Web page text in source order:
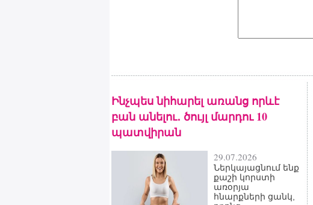
Ինչպես նիհարել առանց որևէ
բան անելու․ ծույլ մարդու 10
պատվիրան
29.07.2026
Ներկայացնում ենք
քաշի կորստի
առօրյա
հնարքների ցանկ,